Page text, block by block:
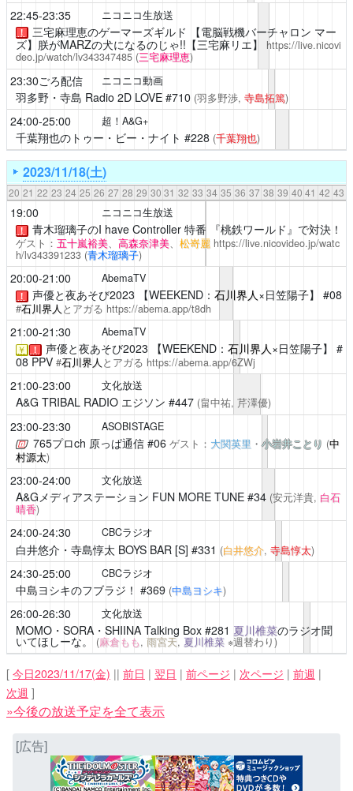
22:45-23:35 ニコニコ生放送
！ 三宅麻理恵のゲーマーズギルド 【電脳戦機バーチャロン マー
ズ】朕がMARZの犬になるのじゃ!!【三宅麻リエ】
https://live.nicovi
deo.jp/watch/lv343347485 (三宅麻理恵)
23:30ごろ配信 ニコニコ動画
羽多野・寺島 Radio 2D LOVE#710 (羽多野渉, 寺島拓篤)
24:00-25:00 超！A&G+
千葉翔也のトゥー・ビー・ナイト #228 (千葉翔也)
2023/11/18(土)
20 21 22 23 24 25 26 27 28 29 30 31 32 33 34 35 36 37 38 39 40 41 42 43
19:00 ニコニコ生放送
！ 青木瑠璃子のI have Controller特番 『桃鉄ワールド』で対決！
ゲスト： 五十嵐裕美、 高森奈津美、 松嵜麗 https://live.nicovideo.jp/watc
h/lv343391233 (青木瑠璃子)
20:00-21:00 AbemaTV
！ 声優と夜あそび2023 【WEEKEND： 石川界人×日笠陽子】 #08
#石川界人 とアガる https://abema.app/t8dh
21:00-21:30 AbemaTV
￥ ！ 声優と夜あそび2023 【WEEKEND： 石川界人×日笠陽子】 #
08 PPV #石川界人 とアガる https://abema.app/6ZWj
21:00-23:00 文化放送
A&G TRIBAL RADIO エジソン #447 (畠中祐, 芹澤優)
23:00-23:30 ASOBISTAGE
765プロch 原っぱ通信#06 ゲスト： 大関英里 ・小岩井ことり (中
村源太)
23:00-24:00 文化放送
A&Gメディアステーション FUN MORE TUNE#34 (安元洋貴, 白石
晴香)
24:00-24:30 CBCラジオ
白井悠介・寺島惇太 BOYS BAR [S] #331 (白井悠介, 寺島惇太)
24:30-25:00 CBCラジオ
中島ヨシキのフブラジ！ #369 (中島ヨシキ)
26:00-26:30 文化放送
MOMO・SORA・SHIINA Talking Box#281 夏川椎菜のラジオ聞
いてほしーな。 (麻倉もも, 雨宮天, 夏川椎菜※週替わり)
[ 今日2023/11/17(金) || 前日 | 翌日 | 前ページ | 次ページ | 前週 |
次週 ]
»今後の放送予定を全て表示
[広告]